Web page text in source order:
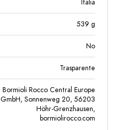
Italia
539 g
No
Trasparente
Bormioli Rocco Central Europe
GmbH, Sonnenweg 20, 56203
Höhr-Grenzhausen,
bormiolirocco.com